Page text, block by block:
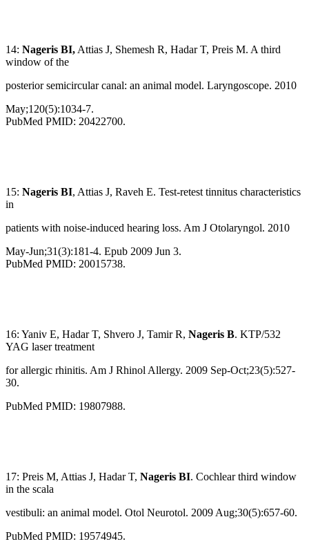
14: Nageris BI, Attias J, Shemesh R, Hadar T, Preis M. A third
window of the
posterior semicircular canal: an animal model. Laryngoscope. 2010
May;120(5):1034-7.
PubMed PMID: 20422700.
15: Nageris BI, Attias J, Raveh E. Test-retest tinnitus characteristics
in
patients with noise-induced hearing loss. Am J Otolaryngol. 2010
May-Jun;31(3):181-4. Epub 2009 Jun 3.
PubMed PMID: 20015738.
16: Yaniv E, Hadar T, Shvero J, Tamir R, Nageris B. KTP/532
YAG laser treatment
for allergic rhinitis. Am J Rhinol Allergy. 2009 Sep-Oct;23(5):527-
30.
PubMed PMID: 19807988.
17: Preis M, Attias J, Hadar T, Nageris BI. Cochlear third window
in the scala
vestibuli: an animal model. Otol Neurotol. 2009 Aug;30(5):657-60.
PubMed PMID: 19574945.